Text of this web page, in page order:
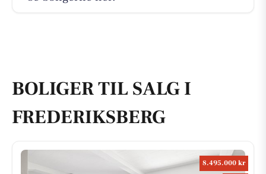
BOLIGER TIL SALG I
FREDERIKSBERG
8.495.000 kr